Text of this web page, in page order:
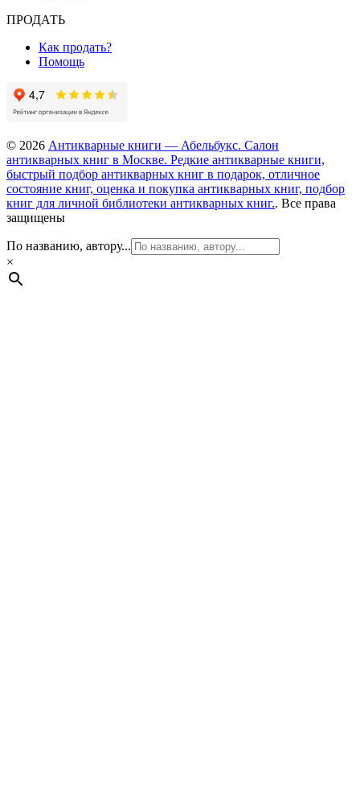
ПРОДАТЬ
Как продать?
Помощь
© 2026 Антикварные книги — Абельбукс. Салон
антикварных книг в Москве. Редкие антикварные книги,
быстрый подбор антикварных книг в подарок, отличное
состояние книг, оценка и покупка антикварных книг, подбор
книг для личной библиотеки антикварных книг.. Все права
защищены
По названию, автору...
×